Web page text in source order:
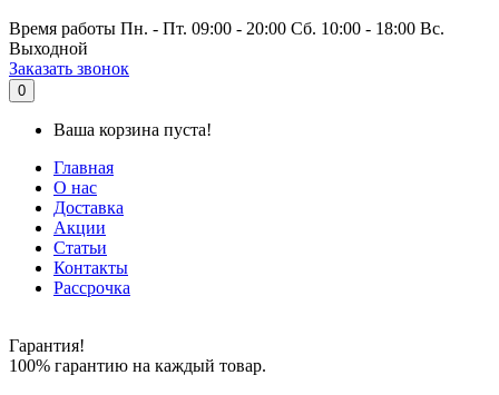
Время работы Пн. - Пт. 09:00 - 20:00 Сб. 10:00 - 18:00 Вс.
Выходной
Заказать звонок
0
Ваша корзина пуста!
Главная
О нас
Доставка
Акции
Статьи
Контакты
Рассрочка
Гарантия!
100% гарантию на каждый товар.